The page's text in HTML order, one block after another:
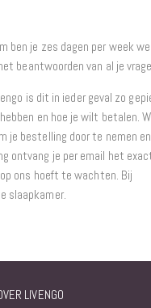
ben je zes dagen per week
beantwoorden van al je
is dit in ieder geval zo
en hoe je wilt betalen.
je bestelling door te nemen
ontvang je per email het
ons hoeft te wachten. Bij
slaapkamer.
LIVENGO